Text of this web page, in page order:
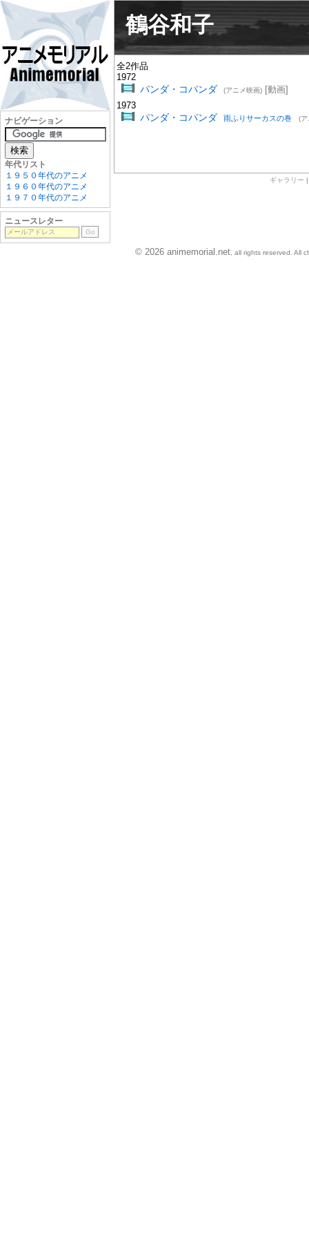
鶴谷和子
全2作品
1972
パンダ・コパンダ (アニメ映画)[動画]
1973
パンダ・コパンダ 雨ふりサーカスの巻 (ア
ギャラリー
ナビゲーション
年代リスト
１９５０年代のアニメ
１９６０年代のアニメ
１９７０年代のアニメ
ニュースレター
© 2026 animemorial.net , all rights reserved. All